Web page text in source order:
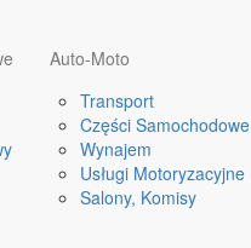
Auto-Moto
Transport
Części Samochodowe
Wynajem
Usługi Motoryzacyjne
Salony, Komisy